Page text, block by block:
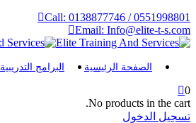
Call: 0138877746 / 0551998801
Email: Info@elite-t-s.com
الصفحة الرئيسية البرامج التدريبية
0
No products in the cart.
تسجيل الدخول